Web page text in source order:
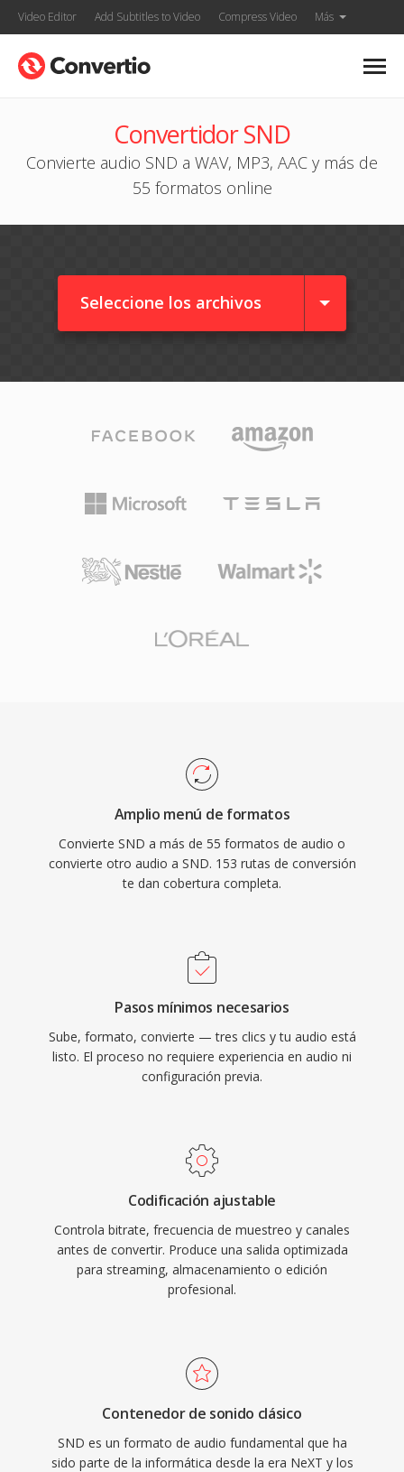
Video Editor Add Subtitles to Video Compress Video Más
Convertidor SND
Convierte audio SND a WAV, MP3, AAC y más de
55 formatos online
Seleccione los archivos
Amplio menú de formatos
Convierte SND a más de 55 formatos de audio o
convierte otro audio a SND. 153 rutas de conversión
te dan cobertura completa.
Pasos mínimos necesarios
Sube, formato, convierte — tres clics y tu audio está
listo. El proceso no requiere experiencia en audio ni
configuración previa.
Codificación ajustable
Controla bitrate, frecuencia de muestreo y canales
antes de convertir. Produce una salida optimizada
para streaming, almacenamiento o edición
profesional.
Contenedor de sonido clásico
SND es un formato de audio fundamental que ha
sido parte de la informática desde la era NeXT y los